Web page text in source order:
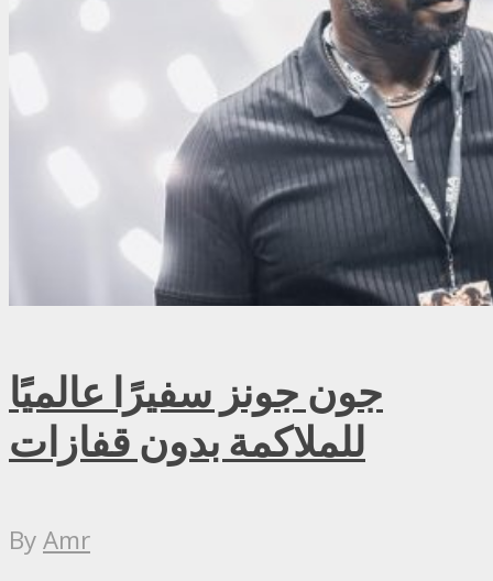
جون جونز سفيرًا عالميًا
للملاكمة بدون قفازات
ByAmr